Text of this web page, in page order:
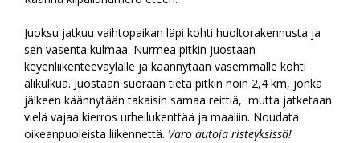
Juoksu jatkuu vaihtopaikan läpi kohti huoltorakennusta ja
sen vasenta kulmaa. Nurmea pitkin juostaan
keyenliikenteeväylälle ja käännytään vasemmalle kohti
alikulkua. Juostaan suoraan tietä pitkin noin 2,4 km, jonka
jälkeen käännytään takaisin samaa reittiä, mutta jatketaan
vielä vajaa kierros urheilukenttää ja maaliin. Noudata
oikeanpuoleista liikennettä. Varo autoja risteyksissä!